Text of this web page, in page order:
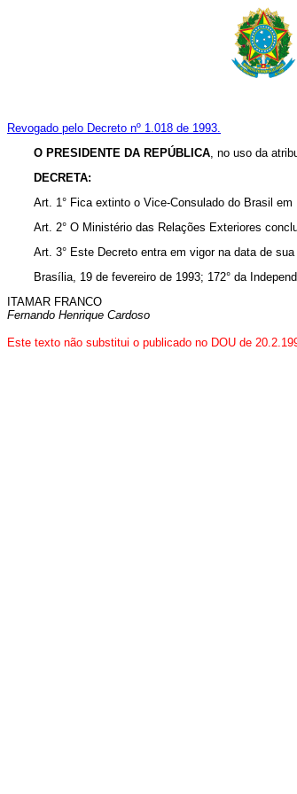
Revogado pelo Decreto nº 1.018 de 1993.
O PRESIDENTE DA REPÚBLICA, no uso da
DECRETA:
Art. 1° Fica extinto o Vice-Consulado do Brasil
Art. 2° O Ministério das Relações Exteriores
Art. 3° Este Decreto entra em vigor na data de
Brasília, 19 de fevereiro de 1993; 172° da
ITAMAR FRANCO
Fernando Henrique Cardoso
Este texto não substitui o publicado no DOU de